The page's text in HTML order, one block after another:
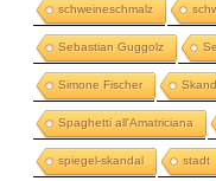
schweineschmalz
Sebastian Guggolz
Simone Fischer
Spaghetti all'Amatriciana
spiegel-skandal stadt